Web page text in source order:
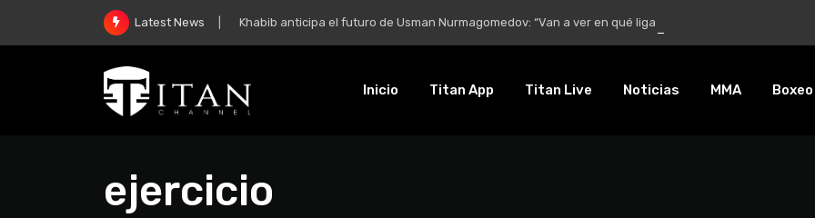
Latest NewsKhabib anticipa el futuro de Usman Nurmagomedov: “Van a ver en qué liga competirá”
Inicio Titan App Titan Live Noticias MMA Boxeo
ejercicio